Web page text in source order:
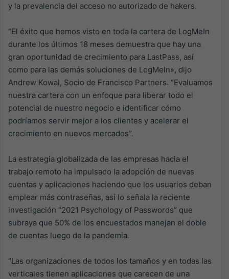
y la prevalencia del acceso no autorizado de hakers.
“El éxito que hemos visto en toda la cartera de LogMeIn
durante los últimos 18 meses demuestra que hay una
gran oportunidad de crecimiento para LastPass, así
como para las demás soluciones de LogMeIn», dijo
Andrew Kowal, Socio de Francisco Partners. “Evaluamos
nuestra cartera con un enfoque para liberar todo el
potencial de nuestro negocio e identificar cómo
podríamos servir mejor a los clientes y acelerar el
crecimiento en nuevos mercados”.
La estrategia globalizada de las empresas hacia el
trabajo remoto ha impulsado la adopción de nuevas
cuentas y aplicaciones haciendo que los usuarios deban
emplear más contraseñas, así lo señala la reciente
investigación “2021 Psychology of Passwords” que
subraya que 50% de los encuestados manejan el doble
de cuentas luego de la pandemia.
“Las organizaciones de todos los tamaños y en todas las
verticales tienen aplicaciones que carecen de una